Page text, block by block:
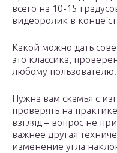
всего на 10-15
видеоролик в конце
Какой можно дать
это классика,
любому пользователю.
Нужна вам скамья с
проверять на
взгляд – вопрос не
важнее другая
изменение угла